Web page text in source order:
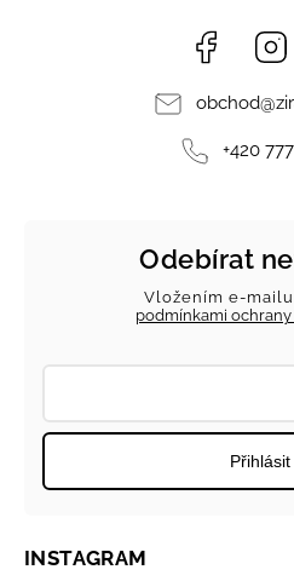
Facebook
obchod@
+420
Odebírat
Vložením e-
podmínkami
Přihlásit
INSTAGRAM